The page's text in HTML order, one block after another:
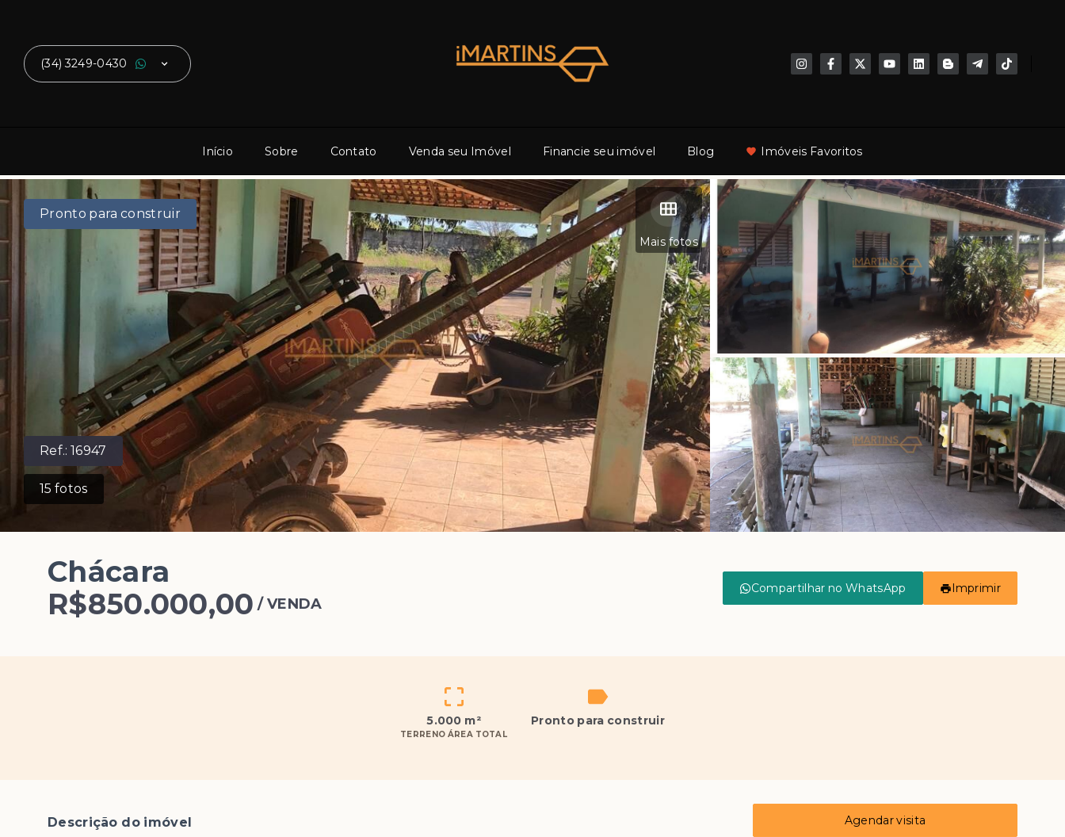
(34) 3249-0430
Início Sobre Contato Venda seu Imóvel Financie seu imóvel Blog Imóveis Favoritos
Ref.:16947
15 fotos
Mais fotos
Pronto para construir
Chácara
R$850.000,00 /VENDA
Compartilhar no WhatsApp Imprimir
5.000 m²
TERRENO ÁREA TOTAL
Pronto para construir
Descrição do imóvel Agendar visita